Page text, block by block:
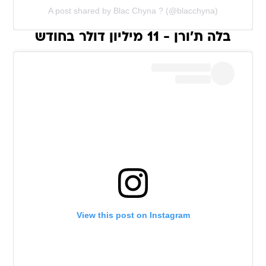
A post shared by Blac Chyna ? (@blacchyna)
בלה ת'ורן - 11 מיליון דולר בחודש
View this post on Instagram